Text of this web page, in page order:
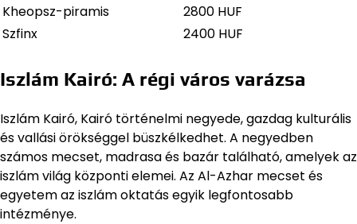
Kheopsz-piramis
2800 HUF
Szfinx
2400 HUF
Iszlám Kairó: A régi város varázsa
Iszlám Kairó, Kairó történelmi negyede, gazdag kulturális
és vallási örökséggel büszkélkedhet. A negyedben
számos mecset, madrasa és bazár található, amelyek az
iszlám világ központi elemei. Az Al-Azhar mecset és
egyetem az iszlám oktatás egyik legfontosabb
intézménye.